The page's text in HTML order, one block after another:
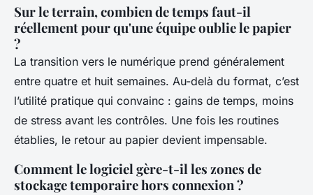
Sur le terrain, combien de temps faut-il
réellement pour qu'une équipe oublie le papier
?
La transition vers le numérique prend généralement
entre quatre et huit semaines. Au-delà du format, c’est
l’utilité pratique qui convainc : gains de temps, moins
de stress avant les contrôles. Une fois les routines
établies, le retour au papier devient impensable.
Comment le logiciel gère-t-il les zones de
stockage temporaire hors connexion ?